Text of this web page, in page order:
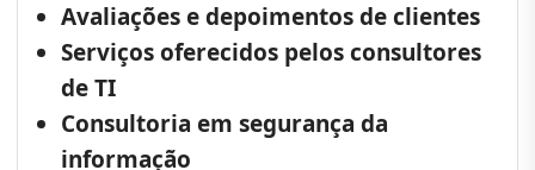
Avaliações e depoimentos de clientes
Serviços oferecidos pelos consultores
de TI
Consultoria em segurança da
informação